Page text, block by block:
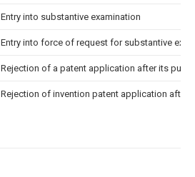
Entry into substantive examination
Entry into force of request for substantive
Rejection of a patent application after its
Rejection of invention patent application after